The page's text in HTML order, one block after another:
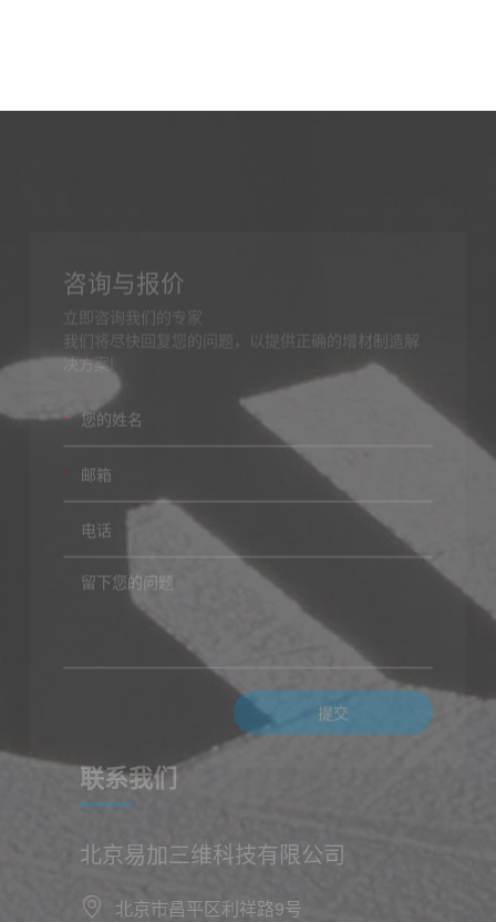
立即咨询我们的专家
我们将尽快回复您的问题，以提供正确的增材制造解
决方案!
*
联系我们
北京易加三维科技有限公司
北京市昌平区利祥路9号